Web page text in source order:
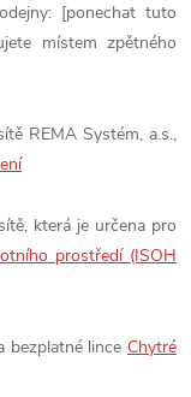
[ponechat tuto
místem zpětného
REMA Systém, a.s.,
která je určena pro
prostředí (ISOH
bezplatné lince Chytré